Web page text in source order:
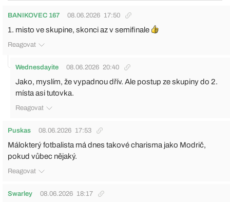
BANIKOVEC 167 08.06.2026 17:50
1. misto ve skupine, skonci az v semifinale
Reagovat
Wednesdayite 08.06.2026 20:40
Jako, myslím, že vypadnou dřív. Ale postup ze skupiny do 2.
místa asi tutovka.
Reagovat
Puskas 08.06.2026 17:53
Málokterý fotbalista má dnes takové charisma jako Modrič,
pokud vůbec nějaký.
Reagovat
Swarley 08.06.2026 18:17